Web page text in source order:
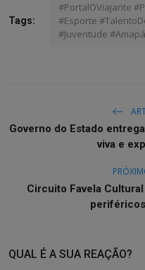
Tags:
#PortalOViajante
#Esporte
#Juventude
Governo do Estado
viva e
Circuito Favela
QUAL É A SUA REAÇÃO?